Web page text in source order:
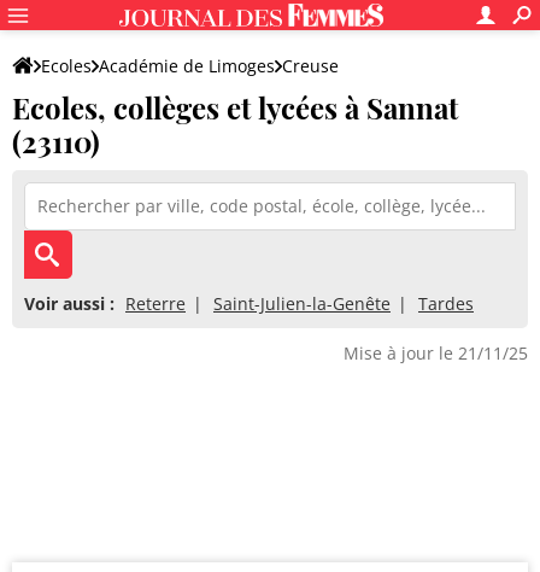
Ecoles Académie de Limoges Creuse
Ecoles, collèges et lycées à Sannat
(23110)
Voir aussi : Reterre Saint-Julien-la-Genête Tardes
Mise à jour le 21/11/25